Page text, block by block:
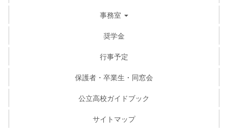
事務室
奨学金
行事予定
保護者・卒業生・同窓会
公立高校ガイドブック
サイトマップ